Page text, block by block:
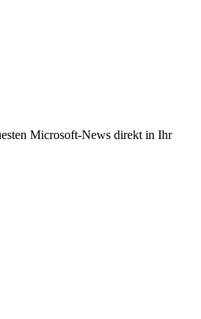
Microsoft-News direkt in Ihr